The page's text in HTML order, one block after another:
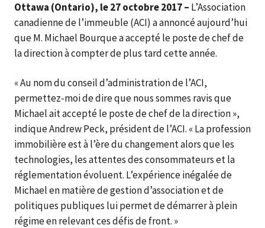
Ottawa (Ontario), le 27 octobre 2017 – L’Association
canadienne de l’immeuble (ACI) a annoncé aujourd’hui
que M. Michael Bourque a accepté le poste de chef de
la direction à compter de plus tard cette année.
« Au nom du conseil d’administration de l’ACI,
permettez-moi de dire que nous sommes ravis que
Michael ait accepté le poste de chef de la direction »,
indique Andrew Peck, président de l’ACI. « La profession
immobilière est à l’ère du changement alors que les
technologies, les attentes des consommateurs et la
réglementation évoluent. L’expérience inégalée de
Michael en matière de gestion d’association et de
politiques publiques lui permet de démarrer à plein
régime en relevant ces défis de front. »